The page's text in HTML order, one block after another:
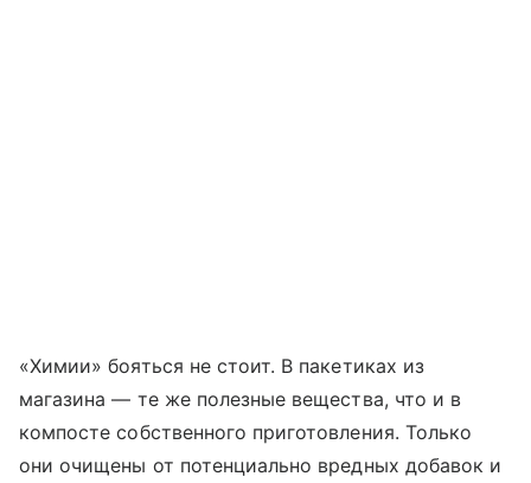
«Химии» бояться не стоит. В пакетиках из
магазина — те же полезные вещества, что и в
компосте собственного приготовления. Только
они очищены от потенциально вредных добавок и